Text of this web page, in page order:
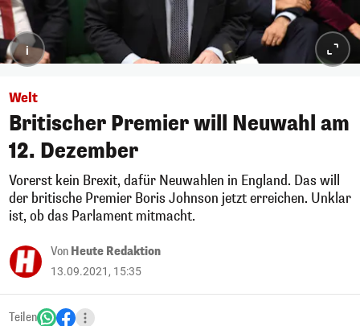
i
Welt
Britischer Premier will Neuwahl am
12. Dezember
Vorerst kein Brexit, dafür Neuwahlen in England. Das will
der britische Premier Boris Johnson jetzt erreichen. Unklar
ist, ob das Parlament mitmacht.
Von Heute Redaktion
13.09.2021, 15:35
Teilen